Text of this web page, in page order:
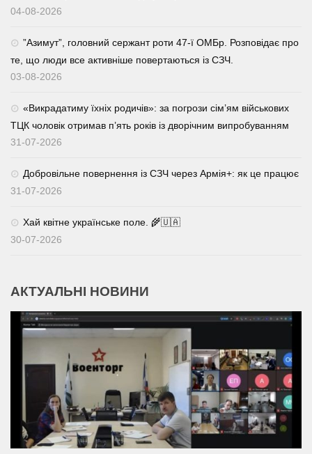
04-08-2026
⁨”Азимут”, головний сержант роти 47-ї ОМБр. Розповідає про
те, що люди все активніше повертаються із СЗЧ.
03-08-2026
«Викрадатиму їхніх родичів»: за погрози сім’ям військових
ТЦК чоловік отримав п’ять років із дворічним випробуванням
31-07-2026
Добровільне повернення із СЗЧ через Армія+: як це працює
31-07-2026
Хай квітне українське поле. 🌾🇺🇦
30-07-2026
АКТУАЛЬНІ НОВИНИ